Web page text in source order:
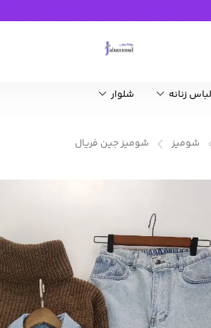
لباس زنانه شلوار
شومیز شومیز جین فریال